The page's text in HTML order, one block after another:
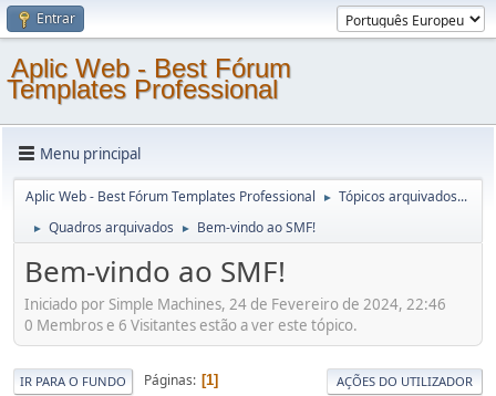
Entrar
Aplic Web - Best Fórum
Templates Professional
Menu principal
Aplic Web - Best Fórum Templates Professional ► Tópicos arquivados...
► Quadros arquivados ► Bem-vindo ao SMF!
Bem-vindo ao SMF!
Iniciado por Simple Machines, 24 de Fevereiro de 2024, 22:46
0 Membros e 6 Visitantes estão a ver este tópico.
IR PARA O FUNDO Páginas 1 AÇÕES DO UTILIZADOR